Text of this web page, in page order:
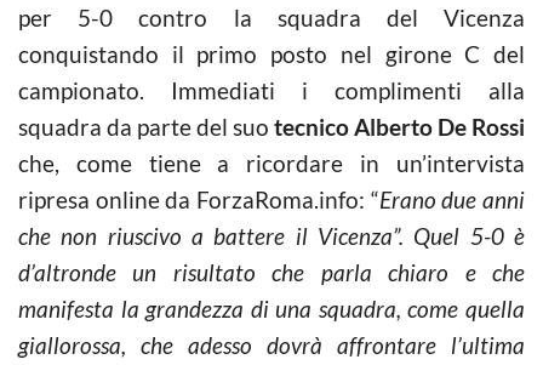
per 5-0 contro la squadra del Vicenza
conquistando il primo posto nel girone C del
campionato. Immediati i complimenti alla
squadra da parte del suo tecnico Alberto De Rossi
che, come tiene a ricordare in un’intervista
ripresa online da ForzaRoma.info: “Erano due anni
che non riuscivo a battere il Vicenza”. Quel 5-0 è
d’altronde un risultato che parla chiaro e che
manifesta la grandezza di una squadra, come quella
giallorossa, che adesso dovrà affrontare l’ultima